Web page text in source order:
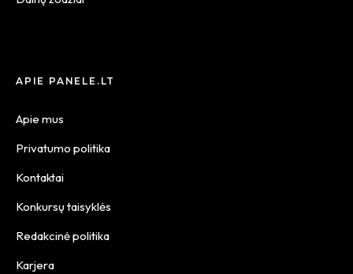
APIE PANELE.LT
Apie mus
Privatumo politika
Kontaktai
Konkursų taisyklės
Redakcinė politika
Karjera